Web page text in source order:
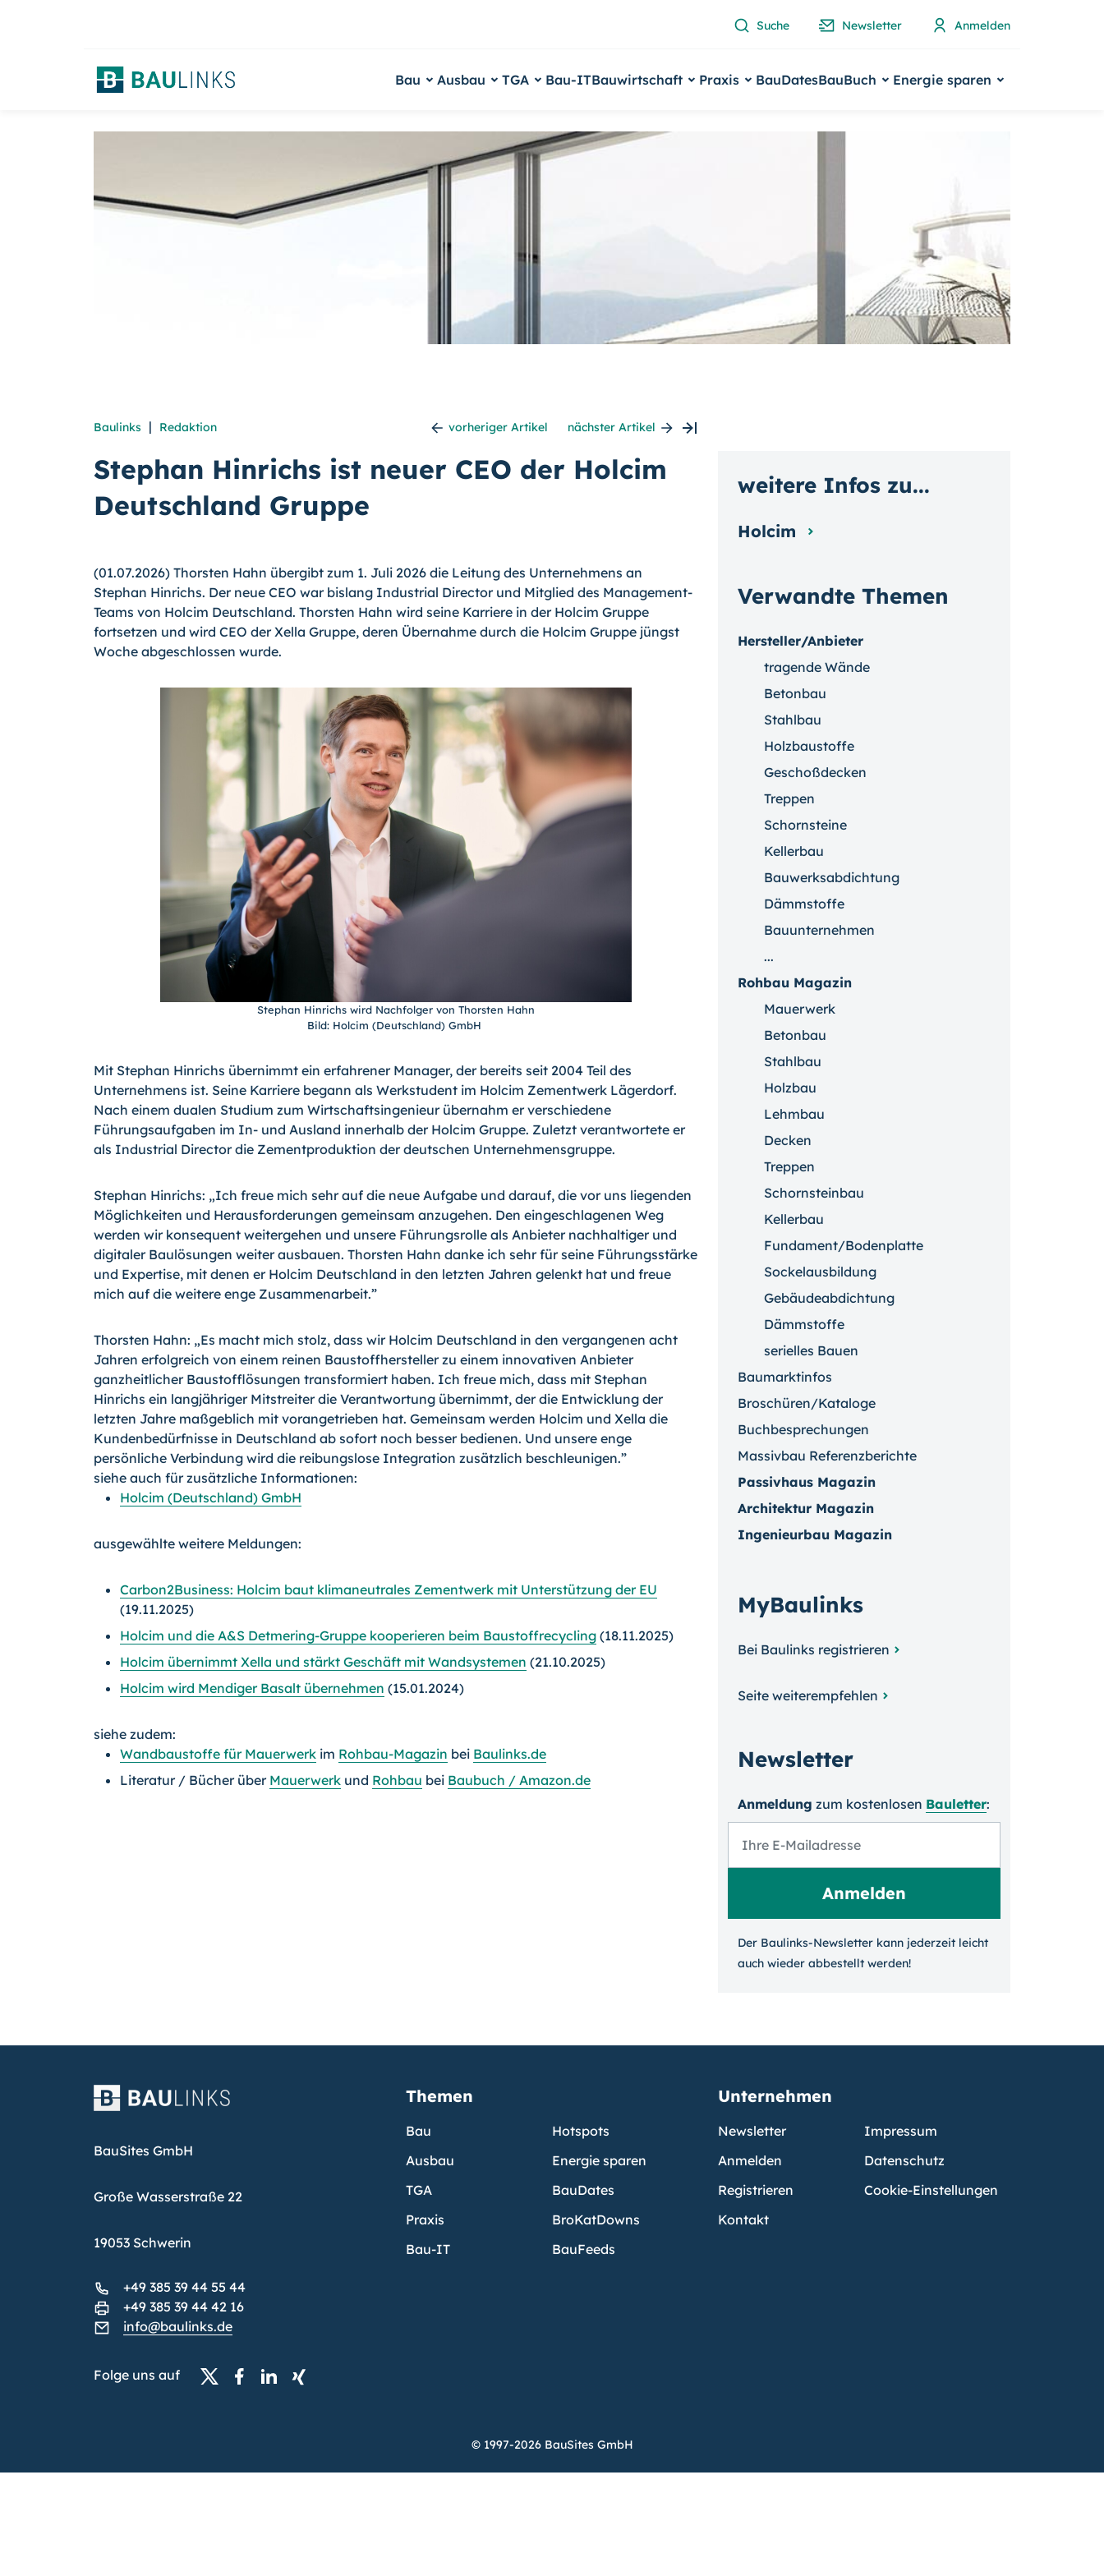
Suche Newsletter Anmelden
Bau Ausbau TGA Bau-ITBauwirtschaft Praxis BauDatesBauBuch Energie sparen
Baulinks | Redaktion vorheriger Artikel nächster Artikel
Stephan Hinrichs ist neuer CEO der Holcim
Deutschland Gruppe
(01.07.2026) Thorsten Hahn übergibt zum 1. Juli 2026 die Leitung des Unternehmens an
Stephan Hinrichs. Der neue CEO war bislang Industrial Director und Mitglied des Management-
Teams von Holcim Deutschland. Thorsten Hahn wird seine Karriere in der Holcim Gruppe
fortsetzen und wird CEO der Xella Gruppe, deren Übernahme durch die Holcim Gruppe jüngst
Woche abgeschlossen wurde.
Stephan Hinrichs wird Nachfolger von Thorsten Hahn
Bild: Holcim (Deutschland) GmbH
Mit Stephan Hinrichs übernimmt ein erfahrener Manager, der bereits seit 2004 Teil des
Unternehmens ist. Seine Karriere begann als Werkstudent im Holcim Zementwerk Lägerdorf.
Nach einem dualen Studium zum Wirtschaftsingenieur übernahm er verschiedene
Führungsaufgaben im In- und Ausland innerhalb der Holcim Gruppe. Zuletzt verantwortete er
als Industrial Director die Zementproduktion der deutschen Unternehmensgruppe.
Stephan Hinrichs: „Ich freue mich sehr auf die neue Aufgabe und darauf, die vor uns liegenden
Möglichkeiten und Herausforderungen gemeinsam anzugehen. Den eingeschlagenen Weg
werden wir konsequent weitergehen und unsere Führungsrolle als Anbieter nachhaltiger und
digitaler Baulösungen weiter ausbauen. Thorsten Hahn danke ich sehr für seine Führungsstärke
und Expertise, mit denen er Holcim Deutschland in den letzten Jahren gelenkt hat und freue
mich auf die weitere enge Zusammenarbeit.”
Thorsten Hahn: „Es macht mich stolz, dass wir Holcim Deutschland in den vergangenen acht
Jahren erfolgreich von einem reinen Baustoffhersteller zu einem innovativen Anbieter
ganzheitlicher Baustofflösungen transformiert haben. Ich freue mich, dass mit Stephan
Hinrichs ein langjähriger Mitstreiter die Verantwortung übernimmt, der die Entwicklung der
letzten Jahre maßgeblich mit vorangetrieben hat. Gemeinsam werden Holcim und Xella die
Kundenbedürfnisse in Deutschland ab sofort noch besser bedienen. Und unsere enge
persönliche Verbindung wird die reibungslose Integration zusätzlich beschleunigen.”
siehe auch für zusätzliche Informationen:
Holcim (Deutschland) GmbH
ausgewählte weitere Meldungen:
Carbon2Business: Holcim baut klimaneutrales Zementwerk mit Unterstützung der EU
(19.11.2025)
Holcim und die A&S Detmering-Gruppe kooperieren beim Baustoffrecycling (18.11.2025)
Holcim übernimmt Xella und stärkt Geschäft mit Wandsystemen (21.10.2025)
Holcim wird Mendiger Basalt übernehmen (15.01.2024)
siehe zudem:
Wandbaustoffe für Mauerwerk im Rohbau-Magazin bei Baulinks.de
Literatur / Bücher über Mauerwerk und Rohbau bei Baubuch / Amazon.de
Verwandte Themen
Hersteller/Anbieter
tragende Wände
Betonbau
Stahlbau
Holzbaustoffe
Geschoßdecken
Treppen
Schornsteine
Kellerbau
Bauwerksabdichtung
Dämmstoffe
Bauunternehmen
...
Rohbau Magazin
Mauerwerk
Betonbau
Stahlbau
Holzbau
Lehmbau
Decken
Treppen
Schornsteinbau
Kellerbau
Fundament/Bodenplatte
Sockelausbildung
Gebäudeabdichtung
Dämmstoffe
serielles Bauen
Baumarktinfos
Broschüren/Kataloge
Buchbesprechungen
Massivbau Referenzberichte
Passivhaus Magazin
Architektur Magazin
Ingenieurbau Magazin
MyBaulinks
Bei Baulinks registrieren
Seite weiterempfehlen
Newsletter
Anmeldung zum kosten­losen Bauletter:
Der Baulinks-Newsletter kann jeder­zeit leicht
auch wieder ab­bestellt werden!
weitere Infos zu...
Holcim
BauSites GmbH
Große Wasserstraße 22
19053 Schwerin
+49 385 39 44 55 44
+49 385 39 44 42 16
info@baulinks.de
Folge uns auf
Themen
Bau
Ausbau
TGA
Praxis
Bau-IT
Hotspots
Energie sparen
BauDates
BroKatDowns
BauFeeds
Unternehmen
Newsletter
Anmelden
Registrieren
Kontakt
Impressum
Datenschutz
Cookie-Einstellungen
© 1997-2026 BauSites GmbH